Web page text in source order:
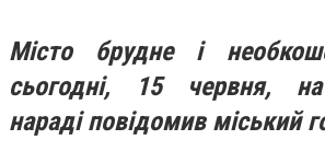
Місто бруднe і
сьогодні, 15 червня, на
нараді повідомив міський